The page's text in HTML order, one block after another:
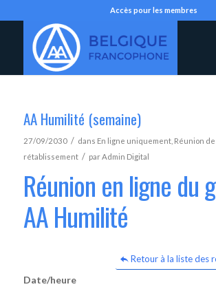
Accès pour les membres
AA Humilité (semaine)
27/09/2030 / dans En ligne uniquement, Réunion de
rétablissement / parAdmin Digital
Réunion en ligne du
AA Humilité
Retour à la liste des
Date/heure